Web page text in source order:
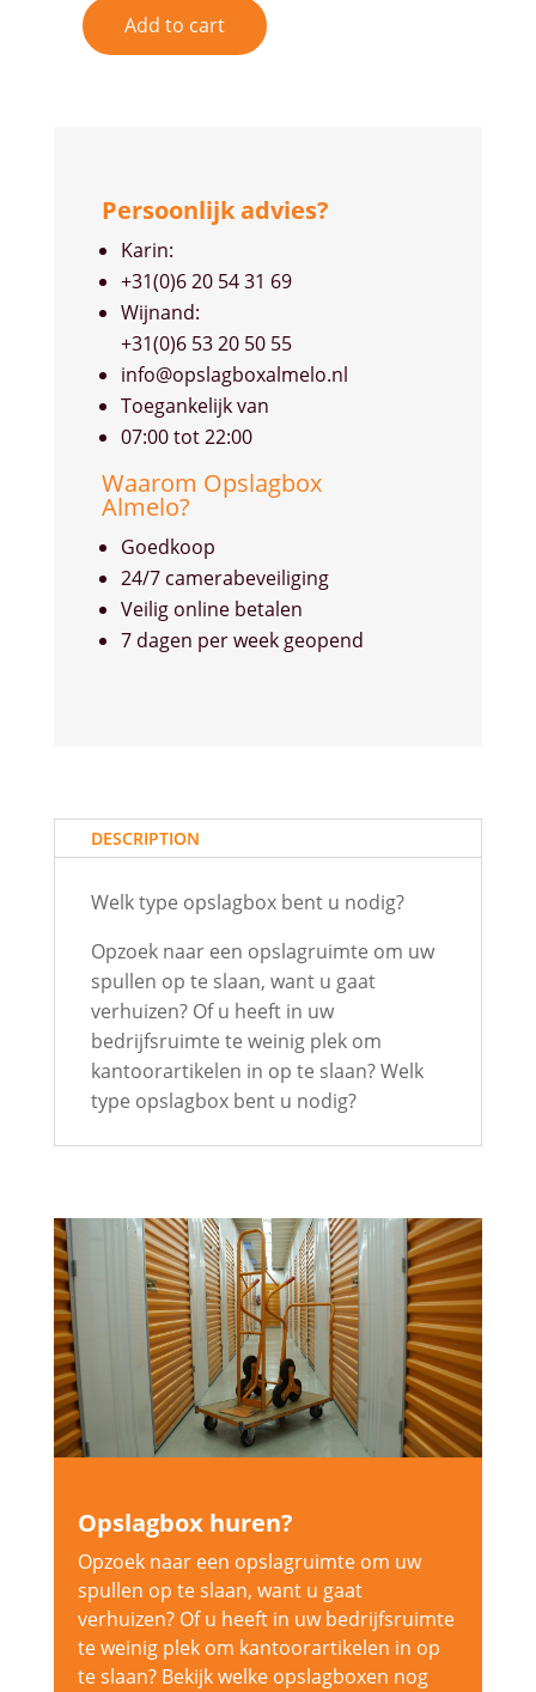
OPSLAGBOXAdd to cart
Persoonlijk advies?
Karin:
+31(0)6 20 54 31 69
Wijnand:
+31(0)6 53 20 50 55
info@opslagboxalmelo.nl
Toegankelijk van
07:00 tot 22:00
Waarom Opslagbox
Almelo?
Goedkoop
24/7 camerabeveiliging
Veilig online betalen
7 dagen per week geopend
DESCRIPTION
Welk type opslagbox bent u nodig?
Opzoek naar een opslagruimte om uw
spullen op te slaan, want u gaat
verhuizen? Of u heeft in uw
bedrijfsruimte te weinig plek om
kantoorartikelen in op te slaan? Welk
type opslagbox bent u nodig?
Opslagbox huren?
Opzoek naar een opslagruimte om uw
spullen op te slaan, want u gaat
verhuizen? Of u heeft in uw bedrijfsruimte
te weinig plek om kantoorartikelen in op
te slaan? Bekijk welke opslagboxen nog